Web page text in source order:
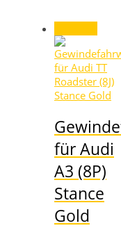
für Audi
A3 (8P)
Stance
Gold